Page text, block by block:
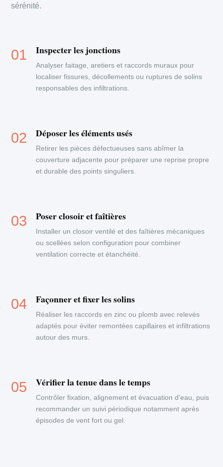
sérénité.
Inspecter les jonctions
Analyser faitage, aretiers et raccords muraux pour
localiser fissures, décollements ou ruptures de solins
responsables des infiltrations.
Déposer les éléments usés
Retirer les pièces défectueuses sans abîmer la
couverture adjacente pour préparer une reprise propre
et durable des points singuliers.
Poser closoir et faîtières
Installer un closoir ventilé et des faîtières mécaniques
ou scellées selon configuration pour combiner
ventilation correcte et étanchéité.
Façonner et fixer les solins
Réaliser les raccords en zinc ou plomb avec relevés
adaptés pour éviter remontées capillaires et infiltrations
autour des murs.
Vérifier la tenue dans le temps
Contrôler fixation, alignement et évacuation d'eau, puis
recommander un suivi périodique notamment après
épisodes de vent fort ou gel.